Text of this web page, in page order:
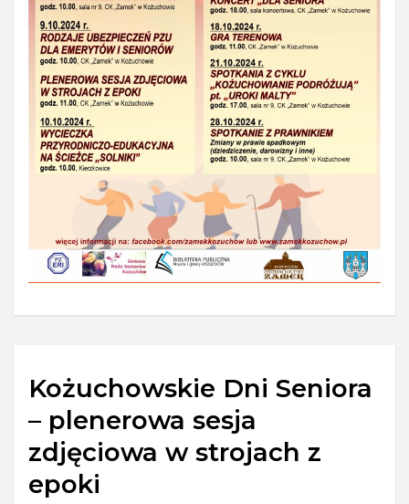
Kożuchowskie Dni Seniora
– plenerowa sesja
zdjęciowa w strojach z
epoki